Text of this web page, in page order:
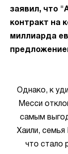
заявил, что
контракт на
миллиарда
Однако, к
Месси
самым
Хаили,
что стало